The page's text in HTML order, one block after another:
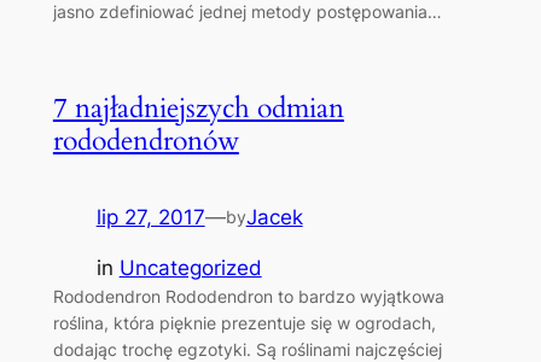
jasno zdefiniować jednej metody postępowania…
7 najładniejszych odmian
rododendronów
lip 27, 2017—byJacek
in Uncategorized
Rododendron Rododendron to bardzo wyjątkowa
roślina, która pięknie prezentuje się w ogrodach,
dodając trochę egzotyki. Są roślinami najczęściej